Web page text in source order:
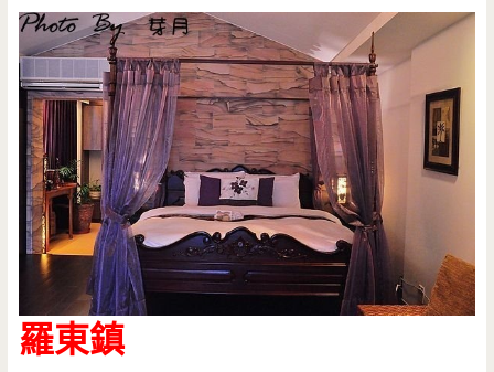
羅東鎮